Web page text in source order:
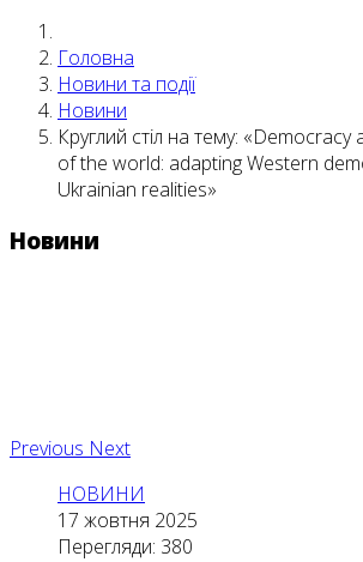
Головна
Новини та події
Новини
Круглий стіл на тему:
of the world: adapting Western
Ukrainian realities»
Новини
Previous Next
НОВИНИ
17 жовтня 2025
Перегляди: 380